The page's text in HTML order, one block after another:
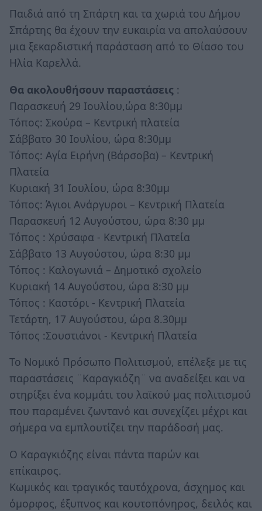
Παιδιά από τη Σπάρτη και τα χωριά του Δήμου
Σπάρτης θα έχουν την ευκαιρία να απολαύσουν
μια ξεκαρδιστική παράσταση από το Θίασο του
Ηλία Καρελλά.
Θα ακολουθήσουν παραστάσεις :
Παρασκευή 29 Ιουλίου,ώρα 8:30μμ
Τόπος: Σκούρα – Κεντρική πλατεία
Σάββατο 30 Ιουλίου, ώρα 8:30μμ
Τόπος: Αγία Ειρήνη (Βάρσοβα) – Κεντρική
Πλατεία
Κυριακή 31 Ιουλίου, ώρα 8:30μμ
Τόπος: Άγιοι Ανάργυροι – Κεντρική Πλατεία
Παρασκευή 12 Αυγούστου, ώρα 8:30 μμ
Τόπος : Χρύσαφα - Κεντρική Πλατεία
Σάββατο 13 Αυγούστου, ώρα 8:30 μμ
Τόπος : Καλογωνιά – Δημοτικό σχολείο
Κυριακή 14 Αυγούστου, ώρα 8:30 μμ
Τόπος : Καστόρι - Κεντρική Πλατεία
Τετάρτη, 17 Αυγούστου, ώρα 8.30μμ
Τόπος :Σουστιάνοι - Κεντρική Πλατεία
Το Νομικό Πρόσωπο Πολιτισμού, επέλεξε με τις
παραστάσεις ¨Καραγκιόζη¨ να αναδείξει και να
στηρίξει ένα κομμάτι του λαϊκού μας πολιτισμού
που παραμένει ζωντανό και συνεχίζει μέχρι και
σήμερα να εμπλουτίζει την παράδοσή μας.
Ο Καραγκιόζης είναι πάντα παρών και
επίκαιρος.
Κωμικός και τραγικός ταυτόχρονα, άσχημος και
όμορφος, έξυπνος και κουτοπόνηρος, δειλός και